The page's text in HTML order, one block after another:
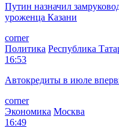
Путин назначил
уроженца Казани
corner
Политика Республика
16:53
Автокредиты в июле
corner
Экономика Москва
16:49